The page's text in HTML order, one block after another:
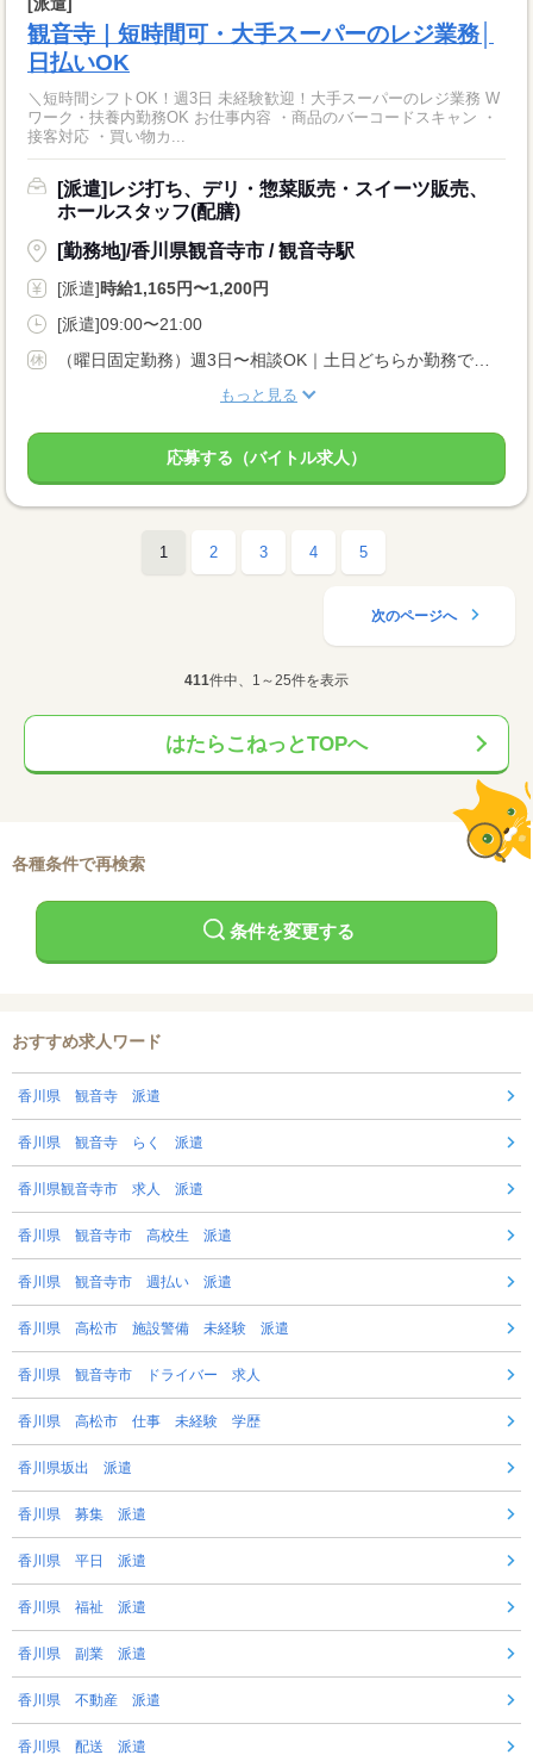
観音寺｜短時間可・大手スーパーのレジ業務│
日払いOK
＼短時間シフトOK！週3日 未経験歓迎！大手スーパーのレジ業務 W
ワーク・扶養内勤務OK お仕事内容 ・商品のバーコードスキャン ・
接客対応 ・買い物カ...
[派遣]レジ打ち、デリ・惣菜販売・スイーツ販売、
ホールスタッフ(配膳)
[勤務地]/香川県観音寺市 / 観音寺駅
[派遣]時給1,165円〜1,200円
[派遣]09:00〜21:00
もっと見る
応募する（バイトル求人）
1 2 3 4 5
次のページへ
411件中、1～25件を表示
はたらこねっとTOPへ
各種条件で再検索
条件を変更する
おすすめ求人ワード
香川県 観音寺 派遣
香川県 観音寺 らく 派遣
香川県観音寺市 求人 派遣
香川県 観音寺市 高校生 派遣
香川県 観音寺市 週払い 派遣
香川県 高松市 施設警備 未経験 派遣
香川県 観音寺市 ドライバー 求人
香川県 高松市 仕事 未経験 学歴
香川県坂出 派遣
香川県 募集 派遣
香川県 平日 派遣
香川県 福祉 派遣
香川県 副業 派遣
香川県 不動産 派遣
香川県 配送 派遣